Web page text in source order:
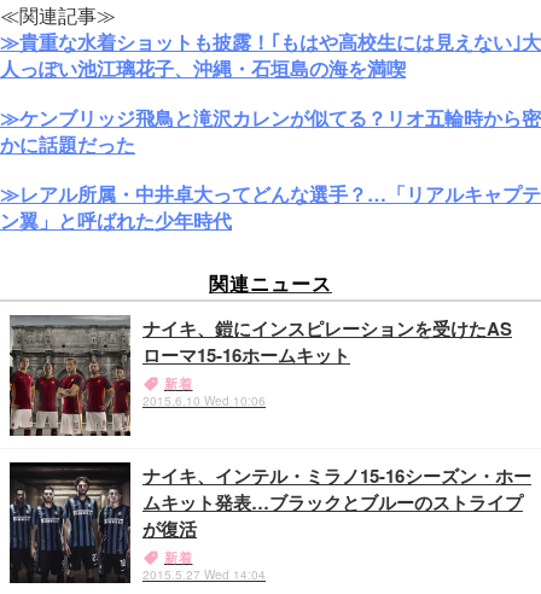
≪関連記事≫
≫貴重な水着ショットも披露！｢もはや高校生には見えない｣大
人っぽい池江璃花子、沖縄・石垣島の海を満喫
≫ケンブリッジ飛鳥と滝沢カレンが似てる？リオ五輪時から密
かに話題だった
≫レアル所属・中井卓大ってどんな選手？…「リアルキャプテ
ン翼」と呼ばれた少年時代
関連ニュース
ナイキ、鎧にインスピレーションを受けたAS
ローマ15-16ホームキット
新着
2015.6.10 Wed 10:06
ナイキ、インテル・ミラノ15-16シーズン・ホー
ムキット発表…ブラックとブルーのストライプ
が復活
新着
2015.5.27 Wed 14:04